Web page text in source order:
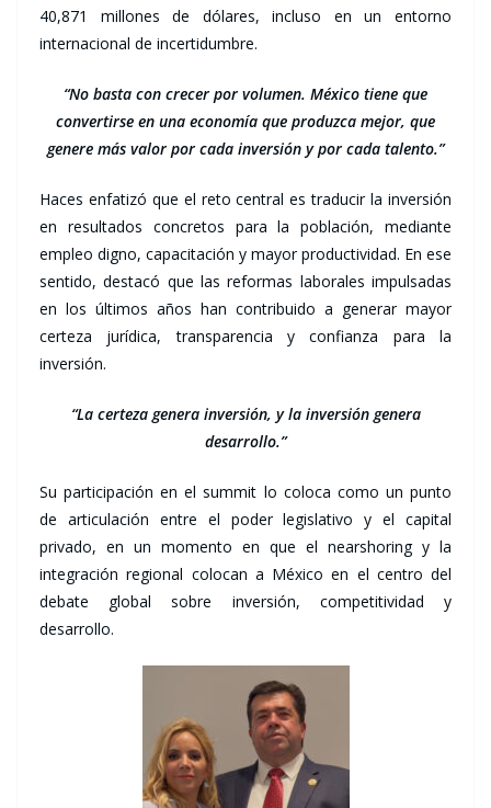
40,871 millones de dólares, incluso en un entorno
internacional de incertidumbre.
“No basta con crecer por volumen. México tiene que
convertirse en una economía que produzca mejor, que
genere más valor por cada inversión y por cada talento.”
Haces enfatizó que el reto central es traducir la inversión
en resultados concretos para la población, mediante
empleo digno, capacitación y mayor productividad. En ese
sentido, destacó que las reformas laborales impulsadas
en los últimos años han contribuido a generar mayor
certeza jurídica, transparencia y confianza para la
inversión.
“La certeza genera inversión, y la inversión genera
desarrollo.”
Su participación en el summit lo coloca como un punto
de articulación entre el poder legislativo y el capital
privado, en un momento en que el nearshoring y la
integración regional colocan a México en el centro del
debate global sobre inversión, competitividad y
desarrollo.